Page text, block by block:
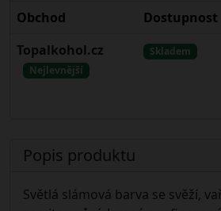
Obchod Dostupnost
Topalkohol.cz
Nejlevnější
Skladem
Popis produktu
Světlá slámová barva se svěží,